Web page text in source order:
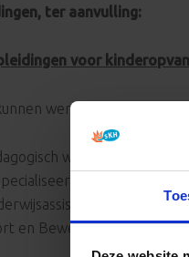
ter aanvulling:
voor
werken als
werker
pedagogisch
en Bewegen (alleen